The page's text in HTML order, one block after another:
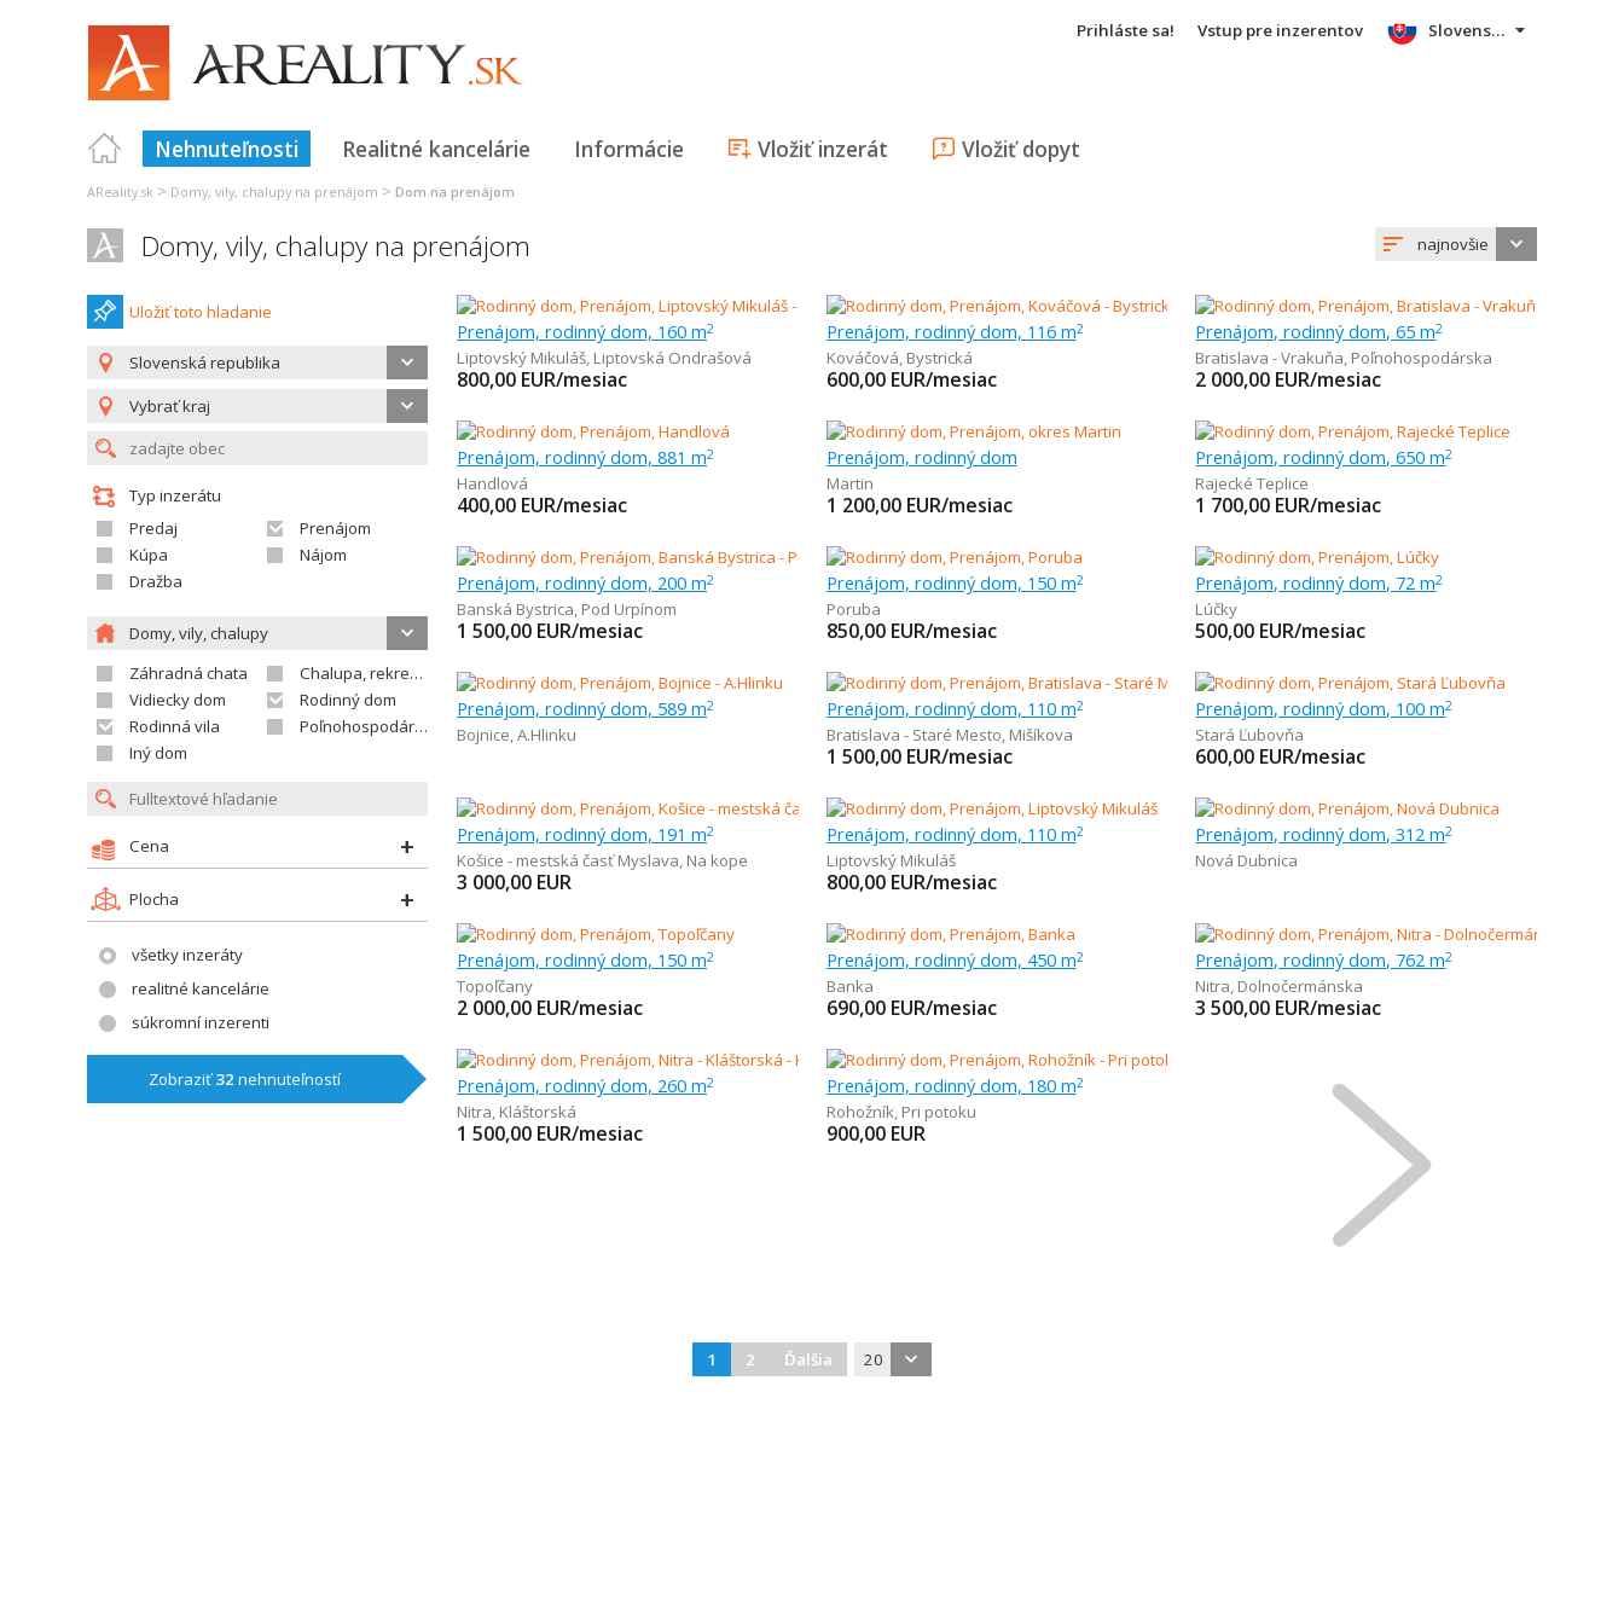
Prihláste sa! Vstup pre inzerentov
Nehnuteľnosti Realitné kancelárie Informácie Vložiť inzerát Vložiť dopyt
Slovensky
AReality.sk > Domy, vily, chalupy na prenájom > Dom na prenájom
Domy, vily, chalupy na prenájom najnovšie
Uložiť toto hladanie
Slovenská republika
Vybrať kraj
Typ inzerátu
Predaj
Prenájom
Kúpa
Nájom
Dražba
Domy, vily, chalupy
Záhradná chata
Chalupa, rekreačný domček
Vidiecky dom
Rodinný dom
Rodinná vila
Poľnohospodárska usadlosť
Iný dom
Cena
Plocha
všetky inzeráty
realitné kancelárie
súkromní inzerenti
Zobraziť32 nehnuteľností
Prenájom, rodinný dom, 160 m2
Liptovský Mikuláš, Liptovská Ondrašová
800,00 EUR/mesiac
Prenájom, rodinný dom, 116 m2
Kováčová, Bystrická
600,00 EUR/mesiac
Prenájom, rodinný dom, 65 m2
Bratislava - Vrakuňa, Poľnohospodárska
2 000,00 EUR/mesiac
Prenájom, rodinný dom, 881 m2
Handlová
400,00 EUR/mesiac
Prenájom, rodinný dom
Martin
1 200,00 EUR/mesiac
Prenájom, rodinný dom, 650 m2
Rajecké Teplice
1 700,00 EUR/mesiac
Prenájom, rodinný dom, 200 m2
Banská Bystrica, Pod Urpínom
1 500,00 EUR/mesiac
Prenájom, rodinný dom, 150 m2
Poruba
850,00 EUR/mesiac
Prenájom, rodinný dom, 72 m2
Lúčky
500,00 EUR/mesiac
Prenájom, rodinný dom, 589 m2
Bojnice,A.Hlinku
Prenájom, rodinný dom, 110 m2
Bratislava - Staré Mesto, Mišíkova
1 500,00 EUR/mesiac
Prenájom, rodinný dom, 100 m2
Stará Ľubovňa
600,00 EUR/mesiac
Prenájom, rodinný dom, 191 m2
Košice - mestská časť Myslava, Na kope
3 000,00 EUR
Prenájom, rodinný dom, 110 m2
Liptovský Mikuláš
800,00 EUR/mesiac
Prenájom, rodinný dom, 312 m2
Nová Dubnica
Prenájom, rodinný dom, 150 m2
Topoľčany
2 000,00 EUR/mesiac
Prenájom, rodinný dom, 450 m2
Banka
690,00 EUR/mesiac
Prenájom, rodinný dom, 762 m2
Nitra, Dolnočermánska
3 500,00 EUR/mesiac
Prenájom, rodinný dom, 260 m2
Nitra, Kláštorská
1 500,00 EUR/mesiac
Prenájom, rodinný dom, 180 m2
Rohožník, Pri potoku
900,00 EUR
1 2 Ďalšia 20